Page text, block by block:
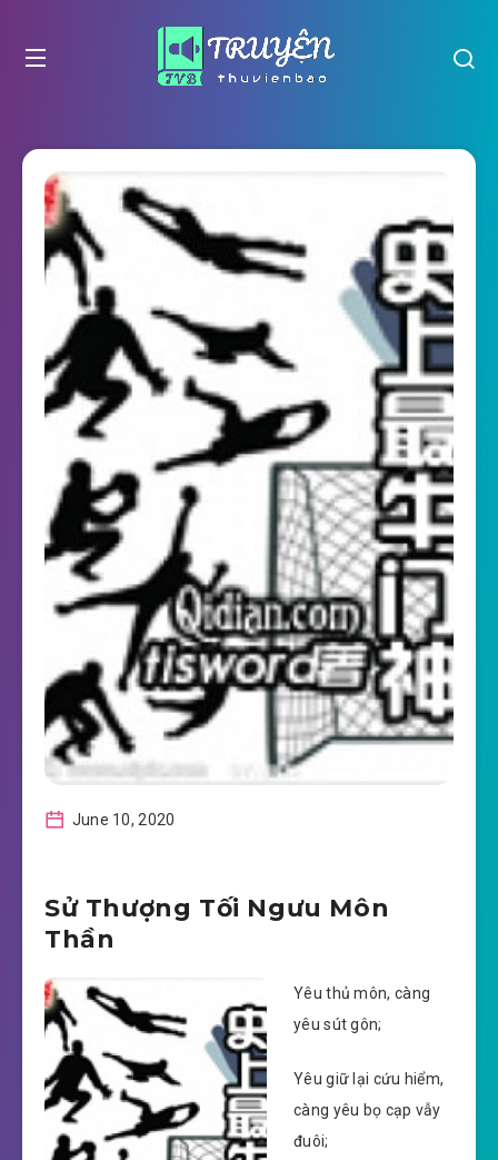
June 10, 2020
Sử Thượng Tối Ngưu Môn
Thần
Yêu thủ môn, càng
yêu sút gôn;
Yêu giữ lại cứu hiểm,
càng yêu bọ cạp vẫy
đuôi;